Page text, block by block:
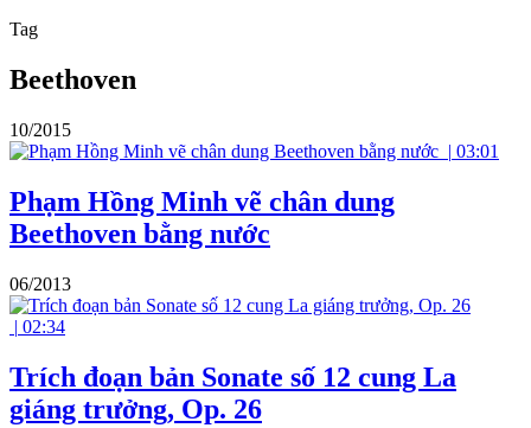
Tag
Beethoven
10/2015
| 03:01
Phạm Hồng Minh vẽ chân dung
Beethoven bằng nước
06/2013
| 02:34
Trích đoạn bản Sonate số 12 cung La
giáng trưởng, Op. 26